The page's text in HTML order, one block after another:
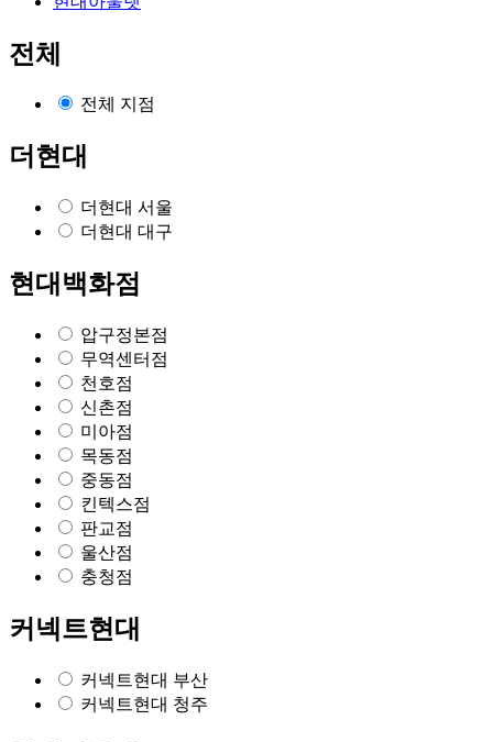
전체
전체 지점
더현대
더현대 서울
더현대 대구
현대백화점
압구정본점
무역센터점
천호점
신촌점
미아점
목동점
중동점
킨텍스점
판교점
울산점
충청점
커넥트현대
커넥트현대 부산
커넥트현대 청주